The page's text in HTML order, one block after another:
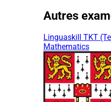
Autres
Linguaskill TKT
Mathematics